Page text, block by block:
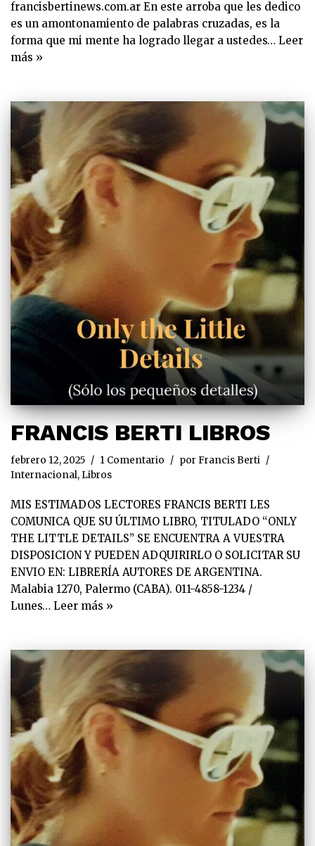
francisbertinews.com.ar En este arroba que les dedico
es un amontonamiento de palabras cruzadas, es la
forma que mi mente ha logrado llegar a ustedes… Leer
más »
FRANCIS BERTI LIBROS
febrero 12, 2025 1 Comentario por Francis Berti
Internacional, Libros
MIS ESTIMADOS LECTORES FRANCIS BERTI LES
COMUNICA QUE SU ÚLTIMO LIBRO, TITULADO “ONLY
THE LITTLE DETAILS” SE ENCUENTRA A VUESTRA
DISPOSICION Y PUEDEN ADQUIRIRLO O SOLICITAR SU
ENVIO EN: LIBRERÍA AUTORES DE ARGENTINA.
Malabia 1270, Palermo (CABA). 011-4858-1234 /
Lunes… Leer más »